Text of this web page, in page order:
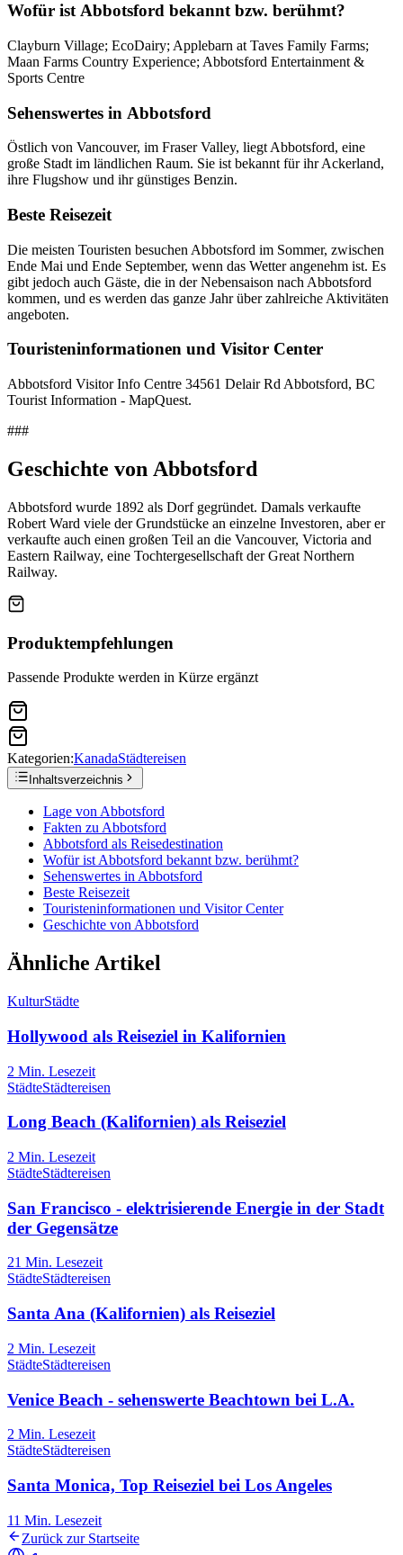
Wofür ist Abbotsford bekannt bzw. berühmt?
Clayburn Village; EcoDairy; Applebarn at Taves Family Farms;
Maan Farms Country Experience; Abbotsford Entertainment &
Sports Centre
Sehenswertes in Abbotsford
Östlich von Vancouver, im Fraser Valley, liegt Abbotsford, eine
große Stadt im ländlichen Raum. Sie ist bekannt für ihr Ackerland,
ihre Flugshow und ihr günstiges Benzin.
Beste Reisezeit
Die meisten Touristen besuchen Abbotsford im Sommer, zwischen
Ende Mai und Ende September, wenn das Wetter angenehm ist. Es
gibt jedoch auch Gäste, die in der Nebensaison nach Abbotsford
kommen, und es werden das ganze Jahr über zahlreiche Aktivitäten
angeboten.
Touristeninformationen und Visitor Center
Abbotsford Visitor Info Centre 34561 Delair Rd Abbotsford, BC
Tourist Information - MapQuest.
###
Geschichte von Abbotsford
Abbotsford wurde 1892 als Dorf gegründet. Damals verkaufte
Robert Ward viele der Grundstücke an einzelne Investoren, aber er
verkaufte auch einen großen Teil an die Vancouver, Victoria and
Eastern Railway, eine Tochtergesellschaft der Great Northern
Railway.
Produktempfehlungen
Passende Produkte werden in Kürze ergänzt
Kategorien:KanadaStädtereisen
Inhaltsverzeichnis
Lage von Abbotsford
Fakten zu Abbotsford
Abbotsford als Reisedestination
Wofür ist Abbotsford bekannt bzw. berühmt?
Sehenswertes in Abbotsford
Beste Reisezeit
Touristeninformationen und Visitor Center
Geschichte von Abbotsford
Ähnliche Artikel
KulturStädte
Hollywood als Reiseziel in Kalifornien
2 Min. Lesezeit
StädteStädtereisen
Long Beach (Kalifornien) als Reiseziel
2 Min. Lesezeit
StädteStädtereisen
San Francisco - elektrisierende Energie in der Stadt
der Gegensätze
21 Min. Lesezeit
StädteStädtereisen
Santa Ana (Kalifornien) als Reiseziel
2 Min. Lesezeit
StädteStädtereisen
Venice Beach - sehenswerte Beachtown bei L.A.
2 Min. Lesezeit
StädteStädtereisen
Santa Monica, Top Reiseziel bei Los Angeles
11 Min. Lesezeit
Zurück zur Startseite